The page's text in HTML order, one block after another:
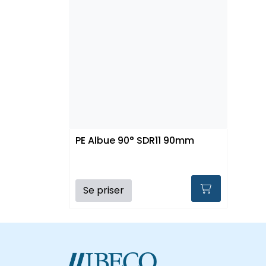
PE Albue 90° SDR11 90mm
Se priser